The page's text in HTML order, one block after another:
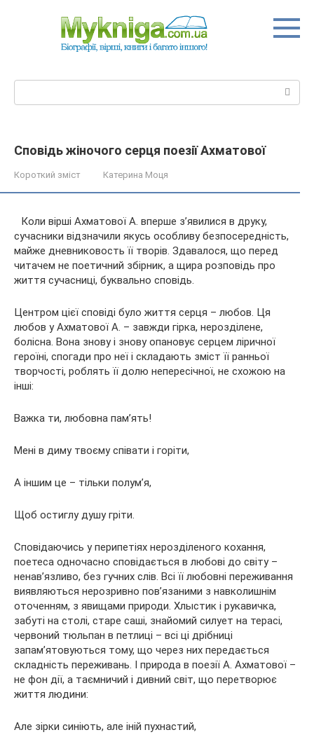
Сповідь жіночого серця поезії Ахматової
Короткий зміст Катерина Моця
Коли вірші Ахматової А. вперше з’явилися в друку,
сучасники відзначили якусь особливу безпосередність,
майже дневниковость її творів. Здавалося, що перед
читачем не поетичний збірник, а щира розповідь про
життя сучасниці, буквально сповідь.
Центром цієї сповіді було життя серця – любов. Ця
любов у Ахматової А. – завжди гірка, нерозділене,
болісна. Вона знову і знову опановує серцем ліричної
героїні, спогади про неї і складають зміст її ранньої
творчості, роблять її долю непересічної, не схожою на
інші:
Важка ти, любовна пам’ять!
Мені в диму твоєму співати і горіти,
А іншим це – тільки полум’я,
Щоб остиглу душу гріти.
Сповідаючись у перипетіях нерозділеного кохання,
поетеса одночасно сповідається в любові до світу –
ненав’язливо, без гучних слів. Всі її любовні переживання
виявляються нерозривно пов’язаними з навколишнім
оточенням, з явищами природи. Хлыстик і рукавичка,
забуті на столі, старе саші, знайомий силует на терасі,
червоний тюльпан в петлиці – всі ці дрібниці
запам’ятовуються тому, що через них передається
складність переживань. І природа в поезії А. Ахматової –
не фон дії, а таємничий і дивний світ, що перетворює
життя людини:
Але зірки синіють, але іній пухнастий,